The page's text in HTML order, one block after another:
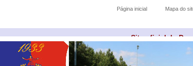
Site oficial do
Página inicial Mapa do